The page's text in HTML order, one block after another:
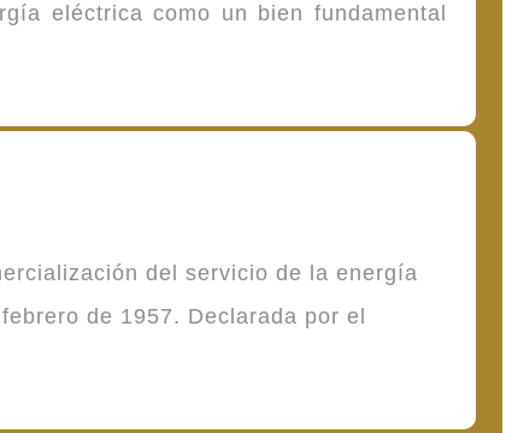
eléctrica como un bien fundamental
del servicio de la energía
de 1957. Declarada por el